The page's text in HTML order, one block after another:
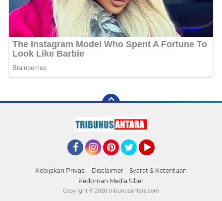
Kebijakan Privasi Disclaimer
Syarat & Ketentuan
Pedoman Media Siber
Copyright © 2026 tribunusantara.com